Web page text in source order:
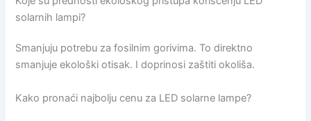
solarnih lampi?
Smanjuju potrebu za fosilnim gorivima. To direktno
smanjuje ekološki otisak. I doprinosi zaštiti okoliša.
Kako pronaći najbolju cenu za LED solarne lampe?